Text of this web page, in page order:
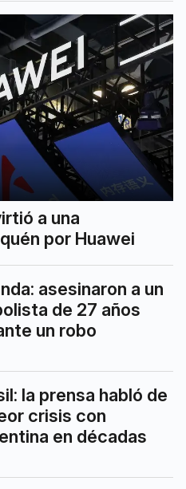
a una
por Huawei
asesinaron a un
de 27 años
un robo
la prensa habló de
crisis con
en décadas